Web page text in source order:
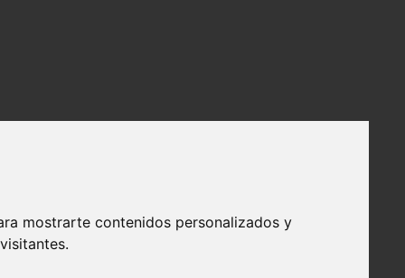
mostrarte contenidos personalizados y